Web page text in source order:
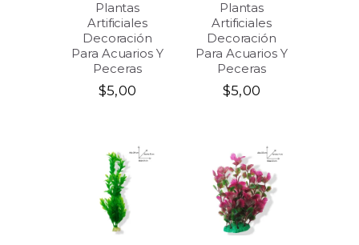
Plantas
Artificiales
Decoración
Para Acuarios Y
Peceras
$5,00
Plantas
Artificiales
Decoración
Para Acuarios Y
Peceras
$5,00